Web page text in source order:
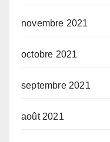
novembre 2021
octobre 2021
septembre 2021
août 2021